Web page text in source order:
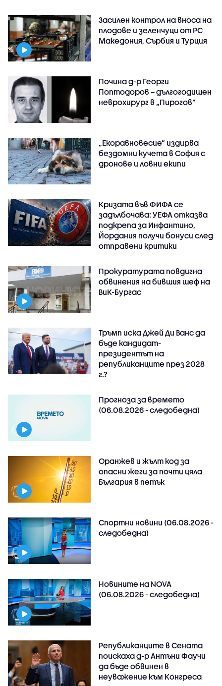
Засилен контрол на вноса на
плодове и зеленчуци от РС
Македония, Сърбия и Турция
Почина д-р Георги
Поптодоров – дългогодишен
неврохирург в „Пирогов“
„Екоравновесие“ издирва
бездомни кучета в София с
дронове и ловни екипи
Кризата във ФИФА се
задълбочава: УЕФА отказва
подкрепа за Инфантино,
Йордания получи бонуси след
отправени критики
Прокуратурата повдигна
обвинения на бившия шеф на
ВиК-Бургас
Тръмп иска Джей Ди Ванс да
бъде кандидат-
президентът на
републиканците през 2028
г.?
Прогноза за времето
(06.08.2026 - следобедна)
Оранжев и жълт код за
опасни жеги за почти цяла
България в петък
Спортни новини (06.08.2026 -
следобедна)
Новините на NOVA
(06.08.2026 - следобедна)
Републиканците в Сената
поискаха д-р Антъни Фаучи
да бъде обвинен в
неуважение към Конгреса